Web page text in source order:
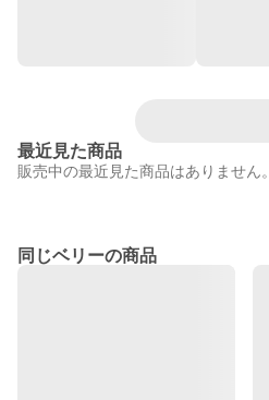
最近見た商品
販売中の最近見た商品はありません。
同じベリーの商品